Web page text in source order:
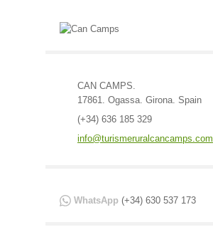
CAN CAMPS.
17861. Ogassa. Girona. Spain
(+34) 636 185 329
info@turismeruralcancamps.com
WhatsApp (+34) 630 537 173